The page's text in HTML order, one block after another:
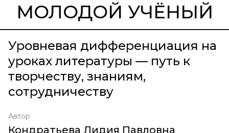
МОЛОДОЙ УЧЁНЫЙ
Уровневая дифференциация на
уроках литературы — путь к
творчеству, знаниям,
сотрудничеству
Автор
Кондратьева Лидия Павловна